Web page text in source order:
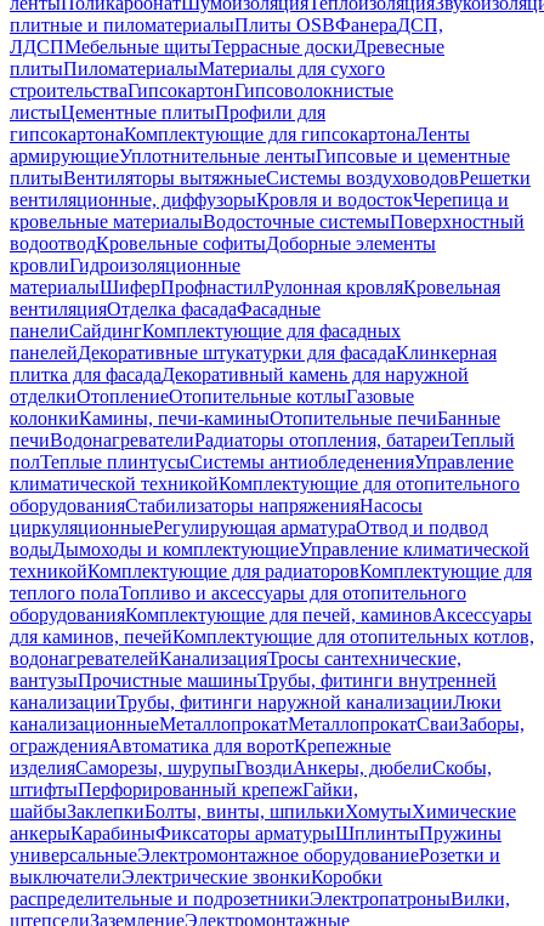
плитные и пиломатериалыПлиты OSBФанераДСП,
ЛДСПМебельные щитыТеррасные доскиДревесные
плитыПиломатериалыМатериалы для сухого
строительстваГипсокартонГипсоволокнистые
листыЦементные плитыПрофили для
гипсокартонаКомплектующие для гипсокартонаЛенты
армирующиеУплотнительные лентыГипсовые и цементные
плитыВентиляторы вытяжныеСистемы воздуховодовРешетки
вентиляционные, диффузорыКровля и водостокЧерепица и
кровельные материалыВодосточные системыПоверхностный
водоотводКровельные софитыДоборные элементы
кровлиГидроизоляционные
материалыШиферПрофнастилРулонная кровляКровельная
вентиляцияОтделка фасадаФасадные
панелиСайдингКомплектующие для фасадных
панелейДекоративные штукатурки для фасадаКлинкерная
плитка для фасадаДекоративный камень для наружной
отделкиОтоплениеОтопительные котлыГазовые
колонкиКамины, печи-каминыОтопительные печиБанные
печиВодонагревателиРадиаторы отопления, батареиТеплый
полТеплые плинтусыСистемы антиобледененияУправление
климатической техникойКомплектующие для отопительного
оборудованияСтабилизаторы напряженияНасосы
циркуляционныеРегулирующая арматураОтвод и подвод
водыДымоходы и комплектующиеУправление климатической
техникойКомплектующие для радиаторовКомплектующие для
теплого полаТопливо и аксессуары для отопительного
оборудованияКомплектующие для печей, каминовАксессуары
для каминов, печейКомплектующие для отопительных котлов,
водонагревателейКанализацияТросы сантехнические,
вантузыПрочистные машиныТрубы, фитинги внутренней
канализацииТрубы, фитинги наружной канализацииЛюки
канализационныеМеталлопрокатМеталлопрокатСваиЗаборы,
огражденияАвтоматика для воротКрепежные
изделияСаморезы, шурупыГвоздиАнкеры, дюбелиСкобы,
штифтыПерфорированный крепежГайки,
шайбыЗаклепкиБолты, винты, шпилькиХомутыХимические
анкерыКарабиныФиксаторы арматурыШплинтыПружины
универсальныеЭлектромонтажное оборудованиеРозетки и
выключателиЭлектрические звонкиКоробки
распределительные и подрозетникиЭлектропатроныВилки,
штепселиЗаземлениеЭлектромонтажные